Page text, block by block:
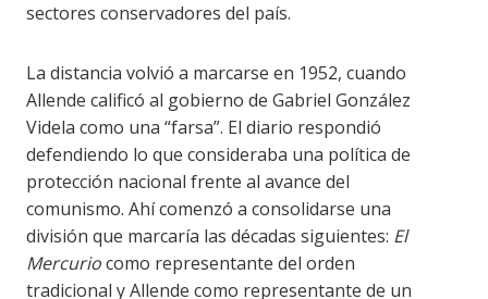
sectores conservadores del país.
La distancia volvió a marcarse en 1952, cuando
Allende calificó al gobierno de Gabriel González
Videla como una “farsa”. El diario respondió
defendiendo lo que consideraba una política de
protección nacional frente al avance del
comunismo. Ahí comenzó a consolidarse una
división que marcaría las décadas siguientes: El
Mercuriocomo representante del orden
tradicional y Allende como representante de un